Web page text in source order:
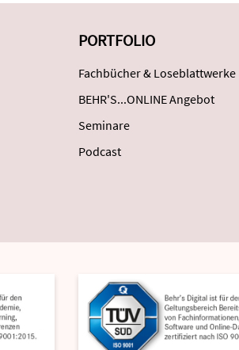
PORTFOLIO
Fachbücher & Loseblattwerke
BEHR'S...ONLINE Angebot
Seminare
Podcast